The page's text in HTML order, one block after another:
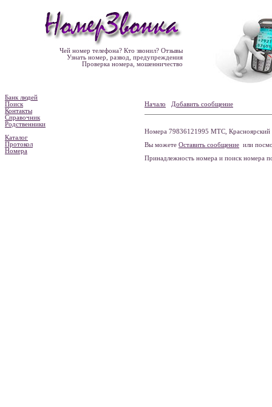
Чей номер телефона? Кто звонил? Отзывы
Узнать номер, развод, предупреждения
Проверка номера, мошенничество
Банк людей
Поиск
Контакты
Справочник
Родственники
Каталог
Протокол
Номера
Начало Добавить сообщение
Номера 79836121995 МТС, Красноярский
Вы можете Оставить сообщение или
Принадлежность номера и поиск номера